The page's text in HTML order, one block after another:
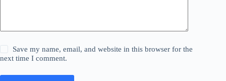
Save my name, email, and website in this browser for the
next time I comment.